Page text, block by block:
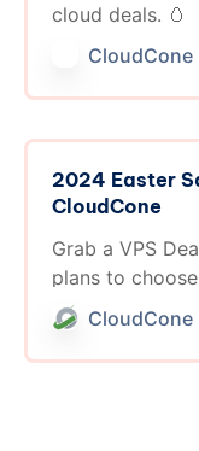
cloud deals. 🥚
CloudCone
2024 Easter
CloudCone
Grab a VPS
plans to
CloudCone